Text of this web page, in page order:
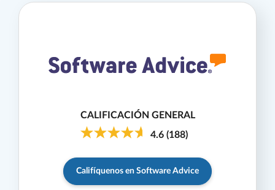
CALIFICACIÓN GENERAL
4.6(188)
Califíquenos en Software Advice